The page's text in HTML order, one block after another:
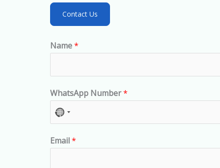
Contact Us
Name*
WhatsApp Number*
N
c
Email*